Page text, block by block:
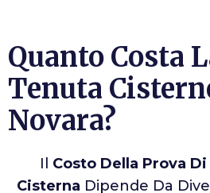
Quanto Costa
Tenuta
Novara?
Il Costo Della Prova
Cisterna Dipende Da